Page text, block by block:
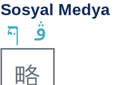
Sosyal Medya